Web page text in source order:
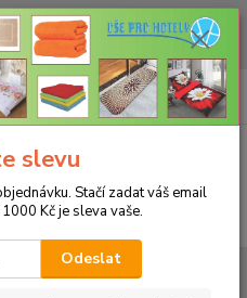
NAŠICH PRODUKTŮ ZA LEPŠÍ
ZDE
0ks
za0 Kč
slevu
Stačí zadat váš email
Kč je sleva vaše.
Odeslat